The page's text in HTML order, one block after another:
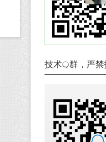
技术Q群，严禁